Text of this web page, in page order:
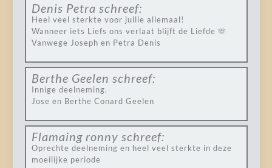
Denis Petra schreef:
Heel veel sterkte voor jullie allemaal!
Wanneer iets Liefs ons verlaat blijft de Liefde 🫶
Vanwege Joseph en Petra Denis
Berthe Geelen schreef:
Innige deelneming.
Jose en Berthe Conard Geelen
Flamaing ronny schreef:
Oprechte deelneming en heel veel sterkte in deze
moeilijke periode